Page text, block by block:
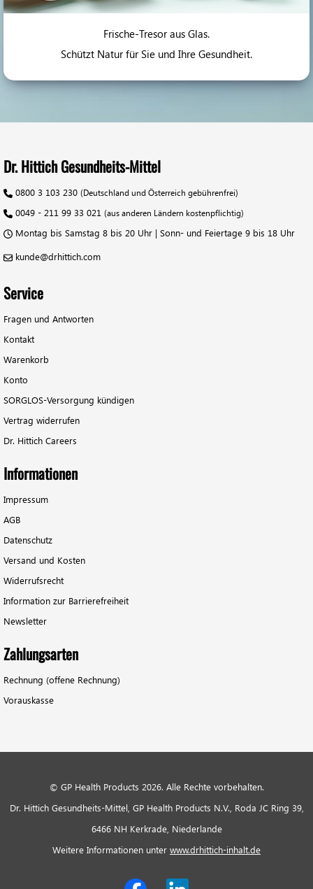
Frische-Tresor aus Glas.
Schützt Natur für Sie und Ihre Gesundheit.
Dr. Hittich Gesundheits-Mittel
0800 3 103 230(Deutschland und Österreich gebührenfrei)
0049 - 211 99 33 021(aus anderen Ländern kostenpflichtig)
Montag bis Samstag 8 bis 20 Uhr | Sonn- und Feiertage 9 bis 18 Uhr
kunde@drhittich.com
Service
Fragen und Antworten
Kontakt
Warenkorb
Konto
SORGLOS-Versorgung kündigen
Vertrag widerrufen
Dr. Hittich Careers
Informationen
Impressum
AGB
Datenschutz
Versand und Kosten
Widerrufsrecht
Information zur Barrierefreiheit
Newsletter
Zahlungsarten
Rechnung (offene Rechnung)
Vorauskasse
© GP Health Products 2026. Alle Rechte vorbehalten.
Dr. Hittich Gesundheits-Mittel, GP Health Products N.V., Roda JC Ring 39,
6466 NH Kerkrade, Niederlande
Weitere Informationen unter www.drhittich-inhalt.de
Facebook
LinkedIn